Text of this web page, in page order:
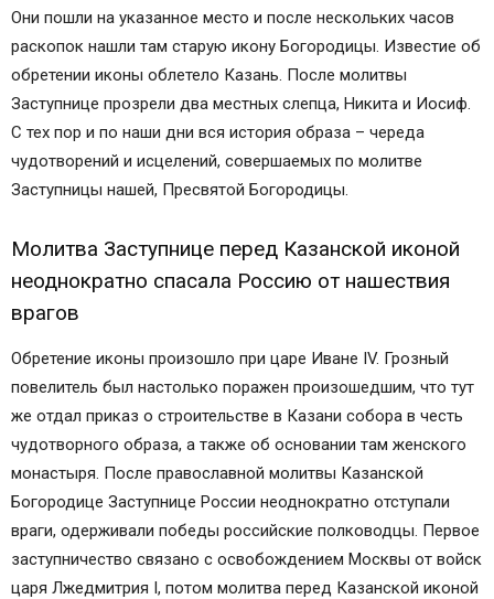
Они пошли на указанное место и после нескольких часов
раскопок нашли там старую икону Богородицы. Известие об
обретении иконы облетело Казань. После молитвы
Заступнице прозрели два местных слепца, Никита и Иосиф.
С тех пор и по наши дни вся история образа – череда
чудотворений и исцелений, совершаемых по молитве
Заступницы нашей, Пресвятой Богородицы.
Молитва Заступнице перед Казанской иконой
неоднократно спасала Россию от нашествия
врагов
Обретение иконы произошло при царе Иване IV. Грозный
повелитель был настолько поражен произошедшим, что тут
же отдал приказ о строительстве в Казани собора в честь
чудотворного образа, а также об основании там женского
монастыря. После православной молитвы Казанской
Богородице Заступнице России неоднократно отступали
враги, одерживали победы российские полководцы. Первое
заступничество связано с освобождением Москвы от войск
царя Лжедмитрия І, потом молитва перед Казанской иконой